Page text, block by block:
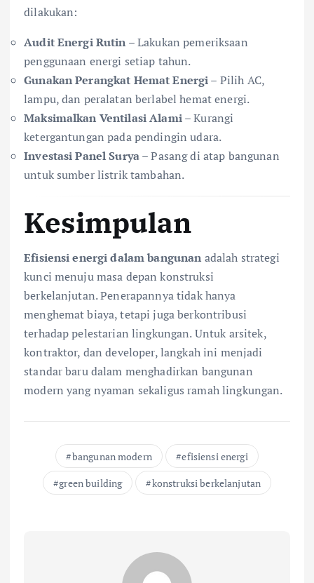
dilakukan:
Audit Energi Rutin – Lakukan pemeriksaan
penggunaan energi setiap tahun.
Gunakan Perangkat Hemat Energi– Pilih AC,
lampu, dan peralatan berlabel hemat energi.
Maksimalkan Ventilasi Alami– Kurangi
ketergantungan pada pendingin udara.
Investasi Panel Surya– Pasang di atap bangunan
untuk sumber listrik tambahan.
Kesimpulan
Efisiensi energi dalam bangunan adalah strategi
kunci menuju masa depan konstruksi
berkelanjutan. Penerapannya tidak hanya
menghemat biaya, tetapi juga berkontribusi
terhadap pelestarian lingkungan. Untuk arsitek,
kontraktor, dan developer, langkah ini menjadi
standar baru dalam menghadirkan bangunan
modern yang nyaman sekaligus ramah lingkungan.
bangunan modern
efisiensi energi
green building
konstruksi berkelanjutan